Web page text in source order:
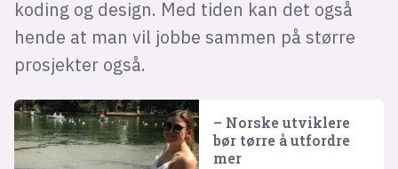
koding og design. Med tiden kan det også
hende at man vil jobbe sammen på større
prosjekter også.
– Norske utviklere
bør tørre å utfordre
mer